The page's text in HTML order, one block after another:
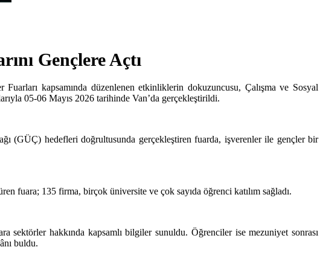
Gençlere Açtı
kapsamında düzenlenen etkinliklerin dokuzuncusu, Çalışma ve Sosyal
05-06 Mayıs 2026 tarihinde Van’da gerçekleştirildi.
(GÜÇ) hedefleri doğrultusunda gerçekleştiren fuarda, işverenler ile gençler bir
fuara; 135 firma, birçok üniversite ve çok sayıda öğrenci katılım sağladı.
sektörler hakkında kapsamlı bilgiler sunuldu. Öğrenciler ise mezuniyet sonrası
buldu.